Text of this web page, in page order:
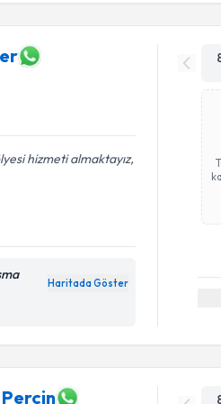
hizmeti almaktayız,
Haritada Göster
Perçin